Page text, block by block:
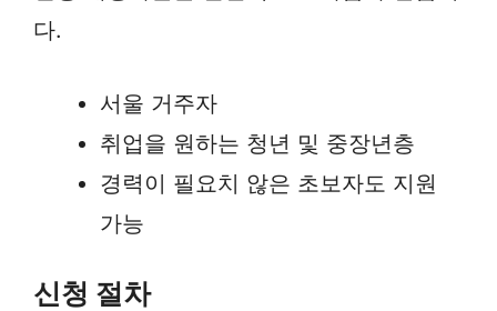
다.
서울 거주자
취업을 원하는 청년 및 중장년층
경력이 필요치 않은 초보자도 지원
가능
신청 절차